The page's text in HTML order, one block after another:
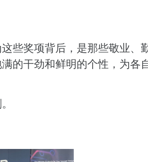
些奖项背后，是那些敬业、
的干劲和鲜明的个性，为各